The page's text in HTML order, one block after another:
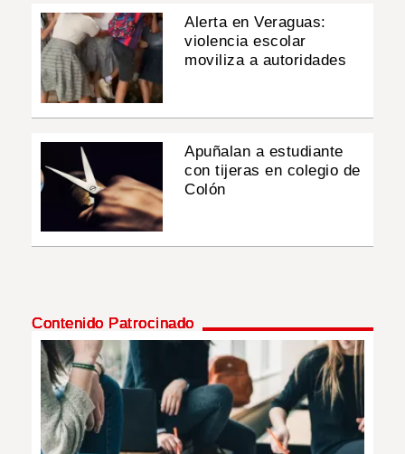
Alerta en Veraguas:
violencia escolar
moviliza a autoridades
Apuñalan a estudiante
con tijeras en colegio de
Colón
Contenido Patrocinado